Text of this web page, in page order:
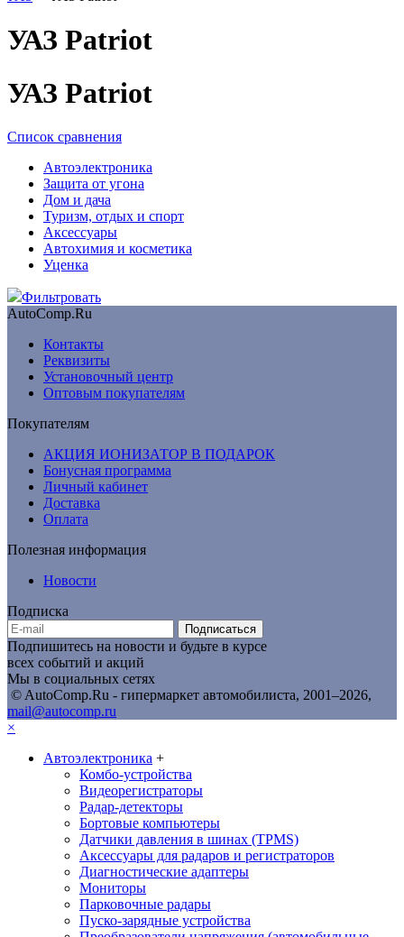
УАЗ Patriot
УАЗ Patriot
Список сравнения
Автоэлектроника
Защита от угона
Дом и дача
Туризм, отдых и спорт
Аксессуары
Автохимия и косметика
Уценка
Фильтровать
AutoComp.Ru
Контакты
Реквизиты
Установочный центр
Оптовым покупателям
Покупателям
АКЦИЯ ИОНИЗАТОР В ПОДАРОК
Бонусная программа
Личный кабинет
Доставка
Оплата
Полезная информация
Новости
Подписка
Подписаться
Подпишитесь на новости и будьте в курсе
всех событий и акций
Мы в социальных сетях
© AutoComp.Ru - гипермаркет автомобилиста, 2001–2026,
mail@autocomp.ru
×
Автоэлектроника +
Комбо-устройства
Видеорегистраторы
Радар-детекторы
Бортовые компьютеры
Датчики давления в шинах (TPMS)
Аксессуары для радаров и регистраторов
Диагностические адаптеры
Мониторы
Парковочные радары
Пуско-зарядные устройства